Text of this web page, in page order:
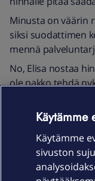
Minusta on väärin
siksi suodattimen
mennä
No, Elisa nostaa
ole pakko tehdä
Sokrates
Käytämme
Käytämme
sivuston